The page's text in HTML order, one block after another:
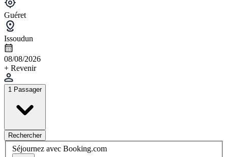
Guéret
Issoudun
08/08/2026
+ Revenir
1 Passager
Rechercher
Séjournez avec Booking.com